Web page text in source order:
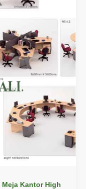
Meja Kantor High